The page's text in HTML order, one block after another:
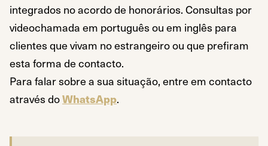
integrados no acordo de honorários. Consultas por
videochamada em português ou em inglês para
clientes que vivam no estrangeiro ou que prefiram
esta forma de contacto.
Para falar sobre a sua situação, entre em contacto
através doWhatsApp.